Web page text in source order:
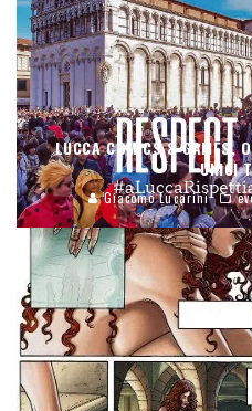
LUCCA COMICS & GAMES,
UNICI
Giacomo Lucarini